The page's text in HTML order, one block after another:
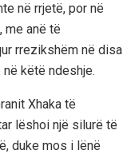
në rrjetë, por në
me anë të
rrezikshëm në disa
këtë ndeshje.
Xhaka të
lëshoi një silurë të
duke mos i lënë